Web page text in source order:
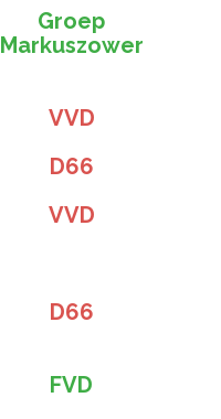
Groep
Markuszower
VVD
D66
VVD
D66
FVD